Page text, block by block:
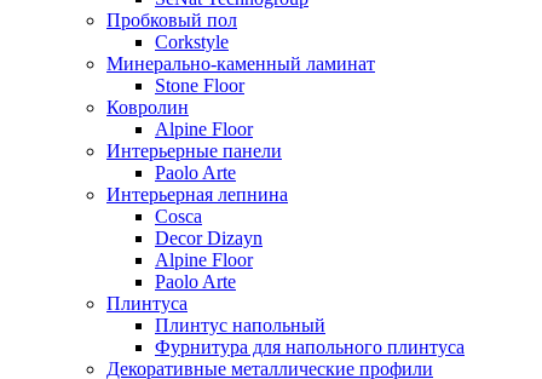
Пробковый пол
Corkstyle
Минерально-каменный ламинат
Stone Floor
Ковролин
Alpine Floor
Интерьерные панели
Paolo Arte
Интерьерная лепнина
Cosca
Decor Dizayn
Alpine Floor
Paolo Arte
Плинтуса
Плинтус напольный
Фурнитура для напольного плинтуса
Декоративные металлические профили